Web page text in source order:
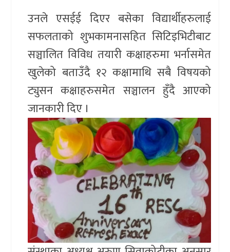
उनले एसईई दिएर बसेका विद्यार्थीहरुलाई
सफलताको शुभकामनासहित सिटिइभिटीबाट
सञ्चालित विविध तयारी कक्षाहरुमा भर्नासमेत
खुलेको बताउँदै १२ कक्षामाथि सबै विषयको
ट्युसन कक्षाहरुसमेत सञ्चालन हुँदै आएको
जानकारी दिए ।